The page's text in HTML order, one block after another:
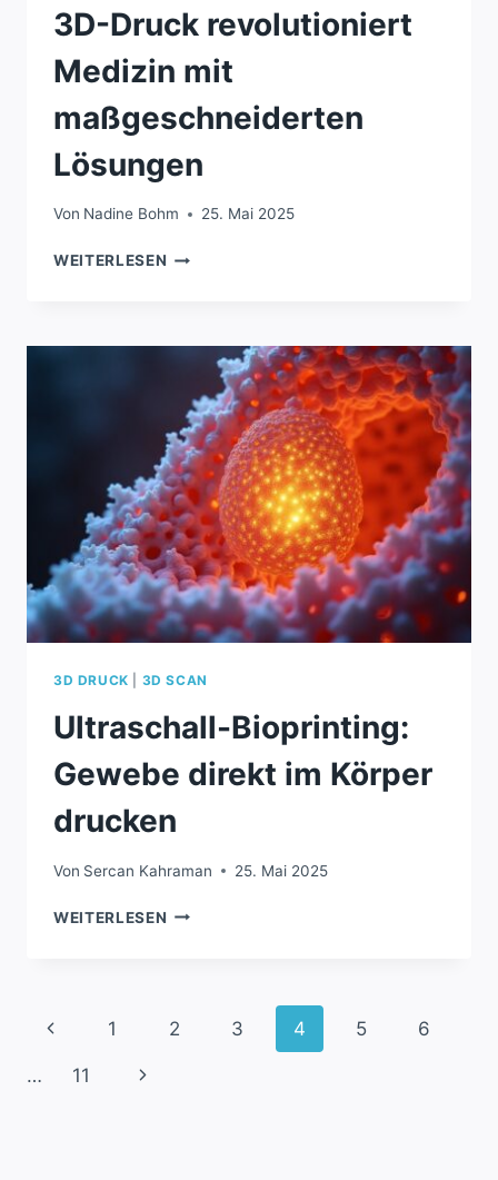
3D-Druck revolutioniert
Medizin mit
maßgeschneiderten
Lösungen
Von Nadine Bohm 25. Mai 2025
WEITERLESEN 3D-
MIT
MASSGESCHNEIDERTEN L
ÖSUNGEN
3D DRUCK 3D SCAN
Ultraschall-Bioprinting:
Gewebe direkt im Körper
drucken
Von Sercan Kahraman 25. Mai 2025
WEITERLESEN ULTRASCHALL-
KÖRPER
Seitennavigation
Vorherige
Seite
1 2 3 4 5 6
… 11
Nächste